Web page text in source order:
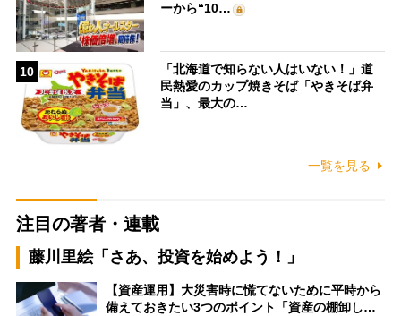
ーから“10…
10
「北海道で知らない人はいない！」道
民熱愛のカップ焼きそば「やきそば弁
当」、最大の…
一覧を見る
注目の著者・連載
藤川里絵「さあ、投資を始めよう！」
【資産運用】大災害時に慌てないために平時から
備えておきたい3つのポイント「資産の棚卸し…